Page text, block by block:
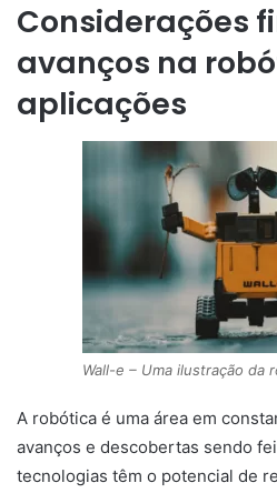
Considerações
avanços na
aplicações
Wall-e – Uma ilustração da
A robótica é uma área em
avanços e descobertas sendo
tecnologias têm o potencial de